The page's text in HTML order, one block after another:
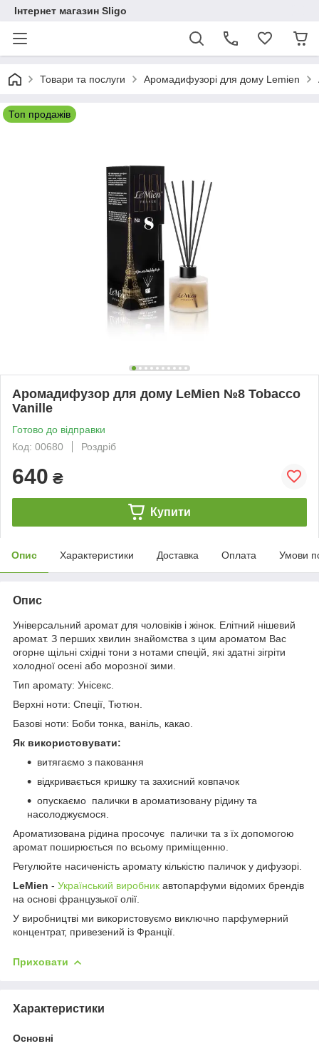
Інтернет магазин Sligo
Товари та послуги Аромадифузорі для дому Lemien
Топ продажів
Аромадифузор для дому LeMien №8 Tobacco
Vanille
Готово до відправки
Код: 00680
Роздріб
640 ₴
Купити
Опис Характеристики Доставка Оплата Умови
Опис
Універсальний аромат для чоловіків і жінок. Елітний нішевий
аромат. З перших хвилин знайомства з цим ароматом Вас
огорне щільні східні тони з нотами спецій, які здатні зігріти
холодної осені або морозної зими.
Тип аромату: Унісекс.
Верхні ноти: Спеції, Тютюн.
Базові ноти: Боби тонка, ваніль, какао.
Як використовувати:
витягаємо з паковання
відкривається кришку та захисний ковпачок
опускаємо палички в ароматизовану рідину та
насолоджуємося.
Ароматизована рідина просочує палички та з їх допомогою
аромат поширюється по всьому приміщенню.
Регулюйте насиченість аромату кількістю паличок у дифузорі.
LeMien - Український виробник автопарфуми відомих брендів
на основі французької олії.
У виробництві ми використовуємо виключно парфумерний
концентрат, привезений із Франції.
Приховати
Характеристики
Основні